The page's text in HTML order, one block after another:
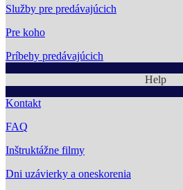
Služby pre predávajúcich
Pre koho
Príbehy predávajúcich
Help
Kontakt
FAQ
Inštruktážne filmy
Dni uzávierky a oneskorenia